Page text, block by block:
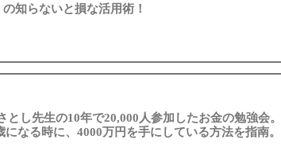
知らないと損な活用術！
とし先生の10年で20,000人参加したお金の勉強会。
なる時に、4000万円を手にしている方法を指南。